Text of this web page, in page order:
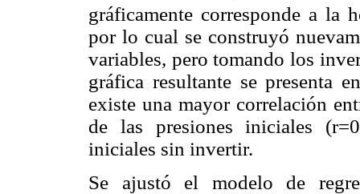
gráficamente corresponde a la
por lo cual se construyó
variables, pero tomando los
gráfica resultante se presenta
existe una mayor correlación
de las presiones iniciales
iniciales sin invertir.
Se ajustó el modelo de